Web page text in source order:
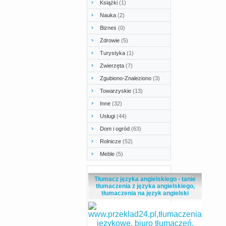
Książki (1)
Nauka (2)
Biznes (0)
Zdrowie (5)
Turystyka (1)
Zwierzęta (7)
Zgubiono-Znaleziono (3)
Towarzyskie (13)
Inne (32)
Usługi (44)
Dom i ogród (63)
Rolnicze (52)
Meble (5)
Tłumacz języka angielskiego - tanie
tłumaczenia z języka angielskiego,
tłumaczenia na język angielski